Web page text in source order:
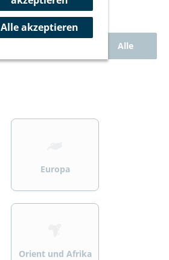
Alle
>
Europa
>
Orient und Afrika
Alle akzeptieren